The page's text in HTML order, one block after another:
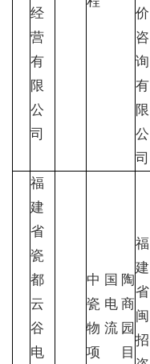
经
营
有
限
公
司
价
咨
询
有
限
公
司
福
建
省
瓷
都
云
谷
电
中国陶
瓷电商
物流园
项目
福
建
省
闽
招